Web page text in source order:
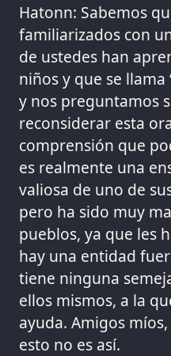
Hatonn: Sabemos
familiarizados con
de ustedes han
niños y que se llama
y nos preguntamos
reconsiderar esta
comprensión que
es realmente una
valiosa de uno de
pero ha sido muy
pueblos, ya que les
hay una entidad
tiene ninguna
ellos mismos, a la
ayuda. Amigos
esto no es así.